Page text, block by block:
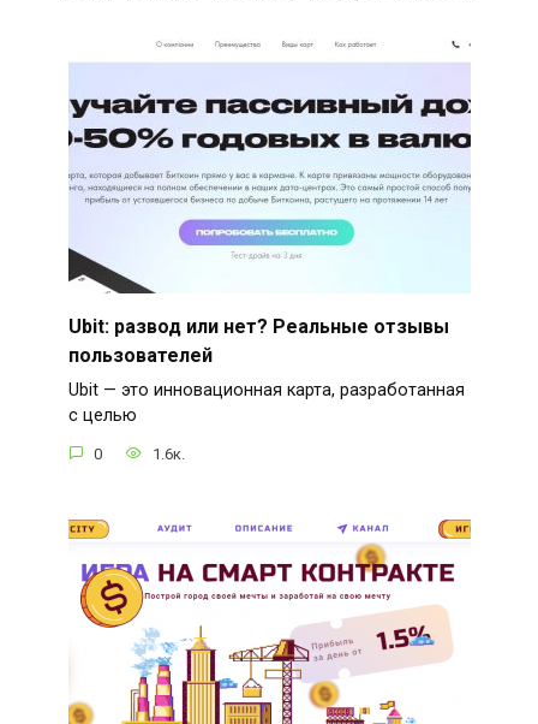
Ubit: развод или нет? Реальные отзывы
пользователей
Ubit — это инновационная карта, разработанная
с целью
0 1.6к.